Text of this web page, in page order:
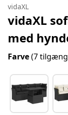
vidaXL
vidaXL
med
Farve(7